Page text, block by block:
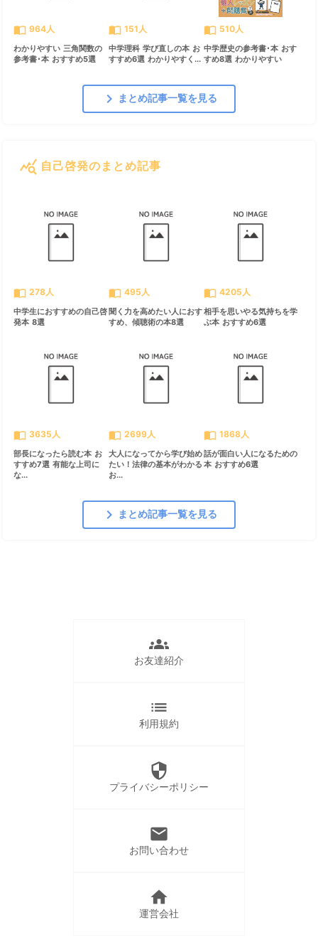
import_contacts 964人
わかりやすい 三角関数の
参考書･本 おすすめ5選
import_contacts 151人
中学理科 学び直しの本 お
すすめ6選 わかりやすく...
import_contacts 510人
中学歴史の参考書･本 おす
すめ8選 わかりやすい
chevron_right まとめ記事一覧を見る
query_stats 自己啓発のまとめ記事
import_contacts 278人
中学生におすすめの自己啓
発本 8選
import_contacts 495人
聞く力を高めたい人におす
すめ、傾聴術の本8選
import_contacts 4205人
相手を思いやる気持ちを学
ぶ本 おすすめ6選
import_contacts 3635人
部長になったら読む本 お
すすめ7選 有能な上司に
な...
import_contacts 2699人
大人になってから学び始め
たい！法律の基本がわかる
お...
import_contacts 1868人
話が面白い人になるための
本 おすすめ6選
chevron_right まとめ記事一覧を見る
groups
お友達紹介
list
利用規約
security
プライバシーポリシー
mail
お問い合わせ
home
運営会社